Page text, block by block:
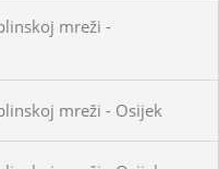
mreži -
mreži - Osijek